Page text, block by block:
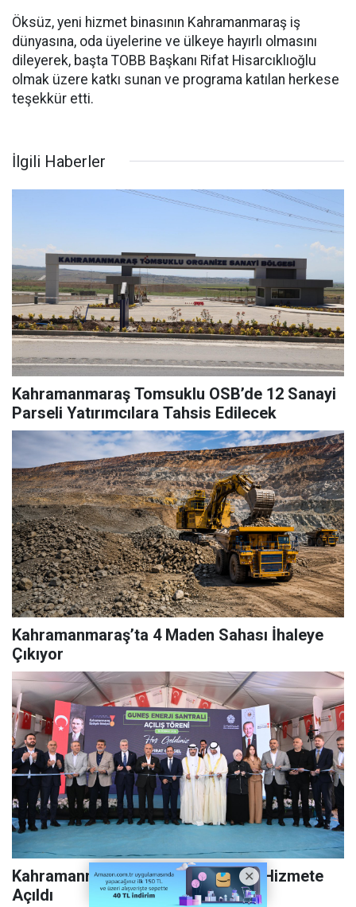
Öksüz, yeni hizmet binasının Kahramanmaraş iş
dünyasına, oda üyelerine ve ülkeye hayırlı olmasını
dileyerek, başta TOBB Başkanı Rifat Hisarcıklıoğlu
olmak üzere katkı sunan ve programa katılan herkese
teşekkür etti.
İlgili Haberler
Kahramanmaraş Tomsuklu OSB’de 12 Sanayi
Parseli Yatırımcılara Tahsis Edilecek
Kahramanmaraş’ta 4 Maden Sahası İhaleye
Çıkıyor
Kahramanmaraş’ın En Büyük GES’i Hizmete
Açıldı